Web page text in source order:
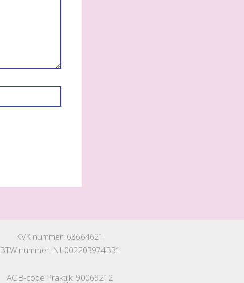
KVK nummer: 68664621
BTW nummer: NL002203974B31
AGB-code Praktijk: 90069212